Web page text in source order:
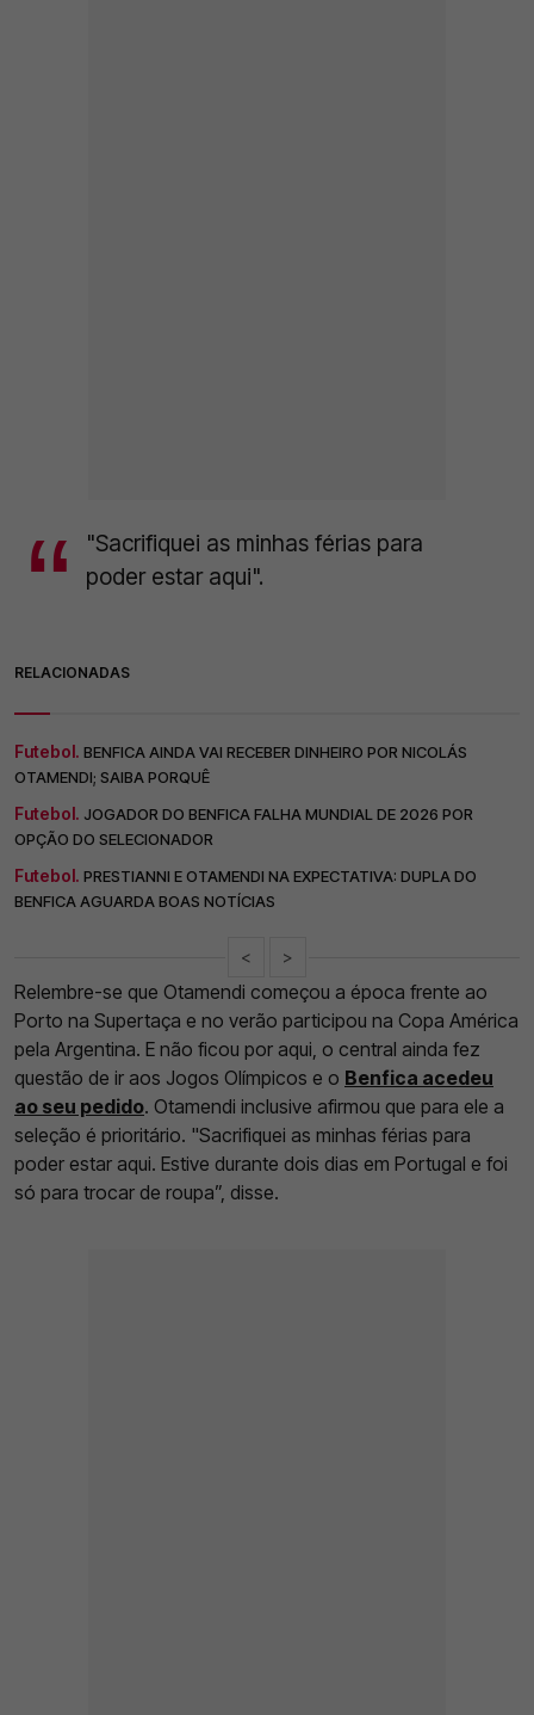
"Sacrifiquei as minhas férias para
poder estar aqui".
RELACIONADAS
Futebol. BENFICA AINDA VAI RECEBER DINHEIRO POR NICOLÁS
OTAMENDI; SAIBA PORQUÊ
Futebol. JOGADOR DO BENFICA FALHA MUNDIAL DE 2026 POR
OPÇÃO DO SELECIONADOR
Futebol. PRESTIANNI E OTAMENDI NA EXPECTATIVA: DUPLA DO
BENFICA AGUARDA BOAS NOTÍCIAS
< >
Relembre-se que Otamendi começou a época frente ao
Porto na Supertaça e no verão participou na Copa América
pela Argentina. E não ficou por aqui, o central ainda fez
questão de ir aos Jogos Olímpicos e o Benfica acedeu
ao seu pedido. Otamendi inclusive afirmou que para ele a
seleção é prioritário. "Sacrifiquei as minhas férias para
poder estar aqui. Estive durante dois dias em Portugal e foi
só para trocar de roupa”, disse.